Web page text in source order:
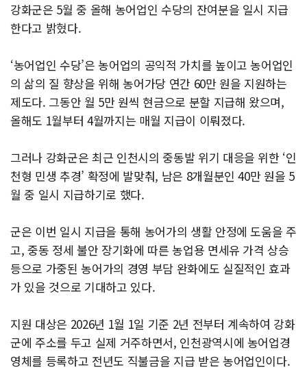
강화군은 5월 중 올해 농어업인 수당의 잔여분을 일시 지급
한다고 밝혔다.
‘농어업인 수당’은 농어업의 공익적 가치를 높이고 농어업인
의 삶의 질 향상을 위해 농어가당 연간 60만 원을 지원하는
제도다. 그동안 월 5만 원씩 현금으로 분할 지급해 왔으며,
올해도 1월부터 4월까지는 매월 지급이 이뤄졌다.
그러나 강화군은 최근 인천시의 중동발 위기 대응을 위한 ‘인
천형 민생 추경’ 확정에 발맞춰, 남은 8개월분인 40만 원을 5
월 중 일시 지급하기로 했다.
군은 이번 일시 지급을 통해 농어가의 생활 안정에 도움을 주
고, 중동 정세 불안 장기화에 따른 농업용 면세유 가격 상승
등으로 가중된 농어가의 경영 부담 완화에도 실질적인 효과
가 있을 것으로 기대하고 있다.
지원 대상은 2026년 1월 1일 기준 2년 전부터 계속하여 강화
군에 주소를 두고 실제 거주하면서, 인천광역시에 농어업경
영체를 등록하고 전년도 직불금을 지급 받은 농어업인이다.